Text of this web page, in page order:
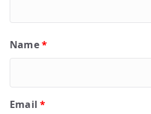
Name*
Email*